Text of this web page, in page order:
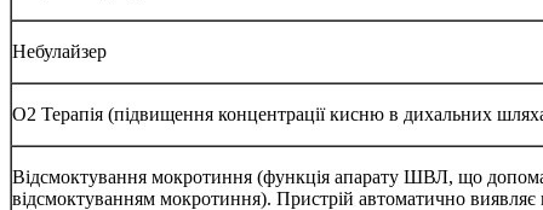
Небулайзер
O2 Терапія (підвищення концентрації кисню в дихальних
Відсмоктування мокротиння (функція апарату ШВЛ, що
відсмоктуванням мокротиння). Пристрій автоматично виявляє